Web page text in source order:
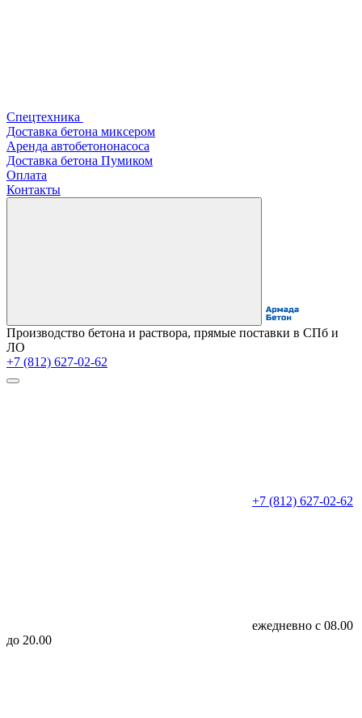
Спецтехника
Доставка бетона миксером
Аренда автобетононасоса
Доставка бетона Пумиком
Оплата
Контакты
Производство бетона и раствора, прямые поставки в СПб и
ЛО
+7 (812) 627-02-62
+7 (812) 627-02-62
ежедневно с 08.00
до 20.00